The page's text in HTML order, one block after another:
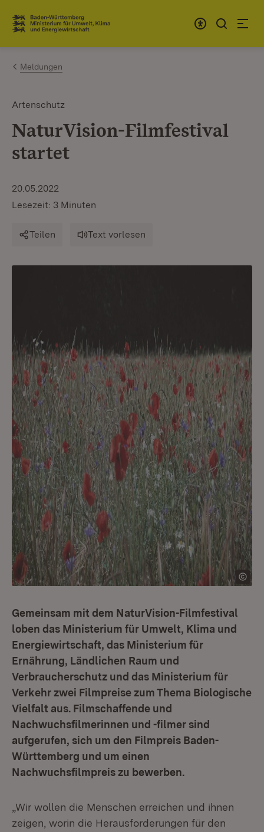
Zum Inhalt springen
Link zur Startseite
Meldungen
Artenschutz
NaturVision-Filmfestival
startet
20.05.2022
Lesezeit: 3 Minuten
Teilen Text vorlesen
Gemeinsam mit dem NaturVision-Filmfestival
loben das Ministerium für Umwelt, Klima und
Energiewirtschaft, das Ministerium für
Ernährung, Ländlichen Raum und
Verbraucherschutz und das Ministerium für
Verkehr zwei Filmpreise zum Thema Biologische
Vielfalt aus. Filmschaffende und
Nachwuchsfilmerinnen und -filmer sind
aufgerufen, sich um den Filmpreis Baden-
Württemberg und um einen
Nachwuchsfilmpreis zu bewerben.
„Wir wollen die Menschen erreichen und ihnen
zeigen, worin die Herausforderungen für den